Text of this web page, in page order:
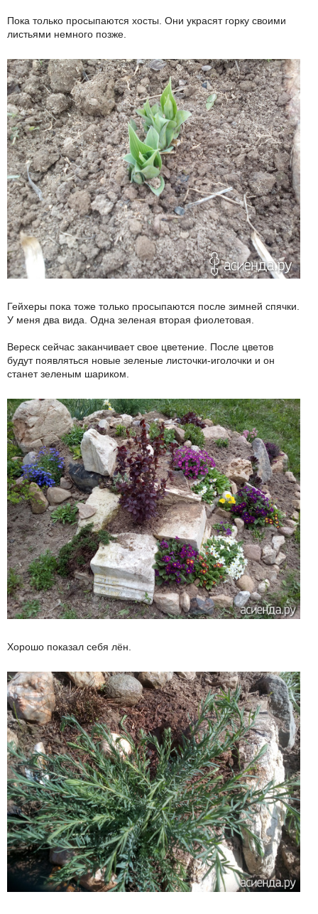
Пока только просыпаются хосты. Они украсят горку своими
листьями немного позже.
Гейхеры пока тоже только просыпаются после зимней спячки.
У меня два вида. Одна зеленая вторая фиолетовая.
Вереск сейчас заканчивает свое цветение. После цветов
будут появляться новые зеленые листочки-иголочки и он
станет зеленым шариком.
Хорошо показал себя лён.